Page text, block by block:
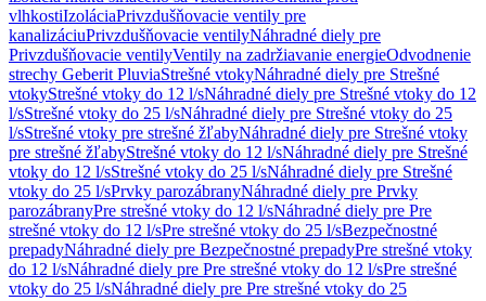
vlhkostiIzoláciaPrivzdušňovacie ventily pre
kanalizáciuPrivzdušňovacie ventilyNáhradné diely pre
Privzdušňovacie ventilyVentily na zadržiavanie energieOdvodnenie
strechy Geberit PluviaStrešné vtokyNáhradné diely pre Strešné
vtokyStrešné vtoky do 12 l/sNáhradné diely pre Strešné vtoky do 12
l/sStrešné vtoky do 25 l/sNáhradné diely pre Strešné vtoky do 25
l/sStrešné vtoky pre strešné žľabyNáhradné diely pre Strešné vtoky
pre strešné žľabyStrešné vtoky do 12 l/sNáhradné diely pre Strešné
vtoky do 12 l/sStrešné vtoky do 25 l/sNáhradné diely pre Strešné
vtoky do 25 l/sPrvky parozábranyNáhradné diely pre Prvky
parozábranyPre strešné vtoky do 12 l/sNáhradné diely pre Pre
strešné vtoky do 12 l/sPre strešné vtoky do 25 l/sBezpečnostné
prepadyNáhradné diely pre Bezpečnostné prepadyPre strešné vtoky
do 12 l/sNáhradné diely pre Pre strešné vtoky do 12 l/sPre strešné
vtoky do 25 l/sNáhradné diely pre Pre strešné vtoky do 25